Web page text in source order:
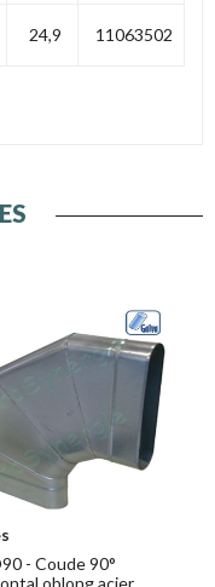
24,9 11063502
- Coude 90°
oblong acier